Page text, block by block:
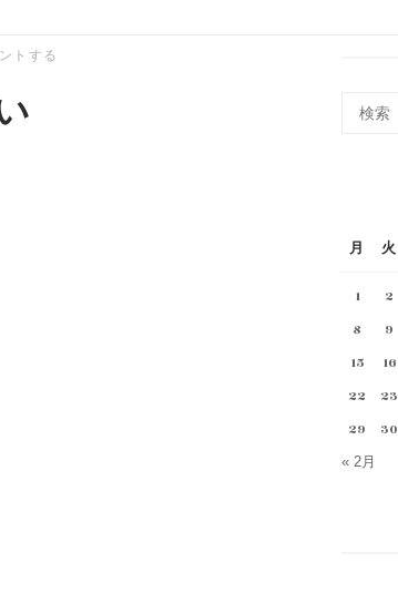
トする
月 火
1 2
8
9
15
16
22
23
29
30
« 2月